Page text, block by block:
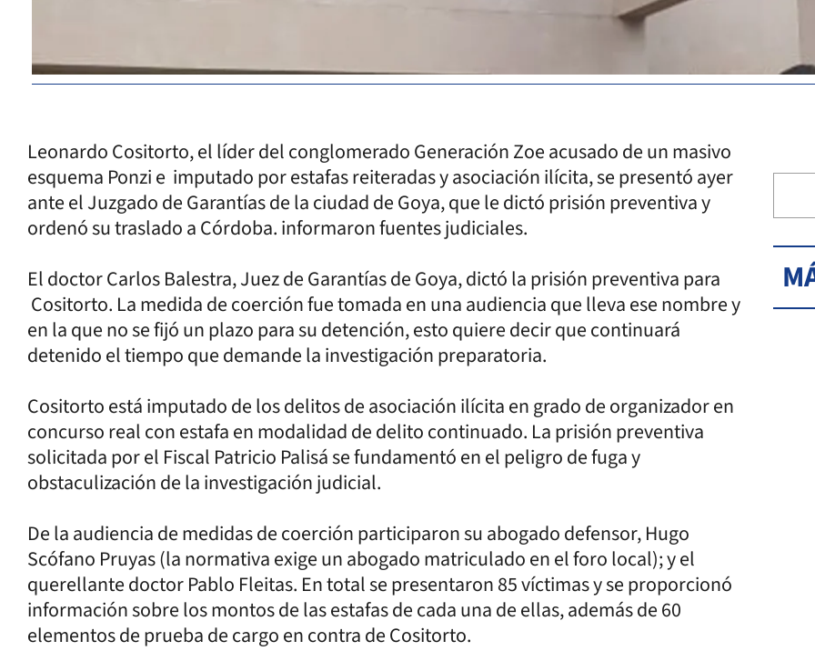
Leonardo Cositorto, el líder del conglomerado Generación Zoe acusado de un masivo
esquema Ponzi e imputado por estafas reiteradas y asociación ilícita, se presentó ayer
ante el Juzgado de Garantías de la ciudad de Goya, que le dictó prisión preventiva y
ordenó su traslado a Córdoba. informaron fuentes judiciales.
El doctor Carlos Balestra, Juez de Garantías de Goya, dictó la prisión preventiva para
Cositorto. La medida de coerción fue tomada en una audiencia que lleva ese nombre y
en la que no se fijó un plazo para su detención, esto quiere decir que continuará
detenido el tiempo que demande la investigación preparatoria.
Cositorto está imputado de los delitos de asociación ilícita en grado de organizador en
concurso real con estafa en modalidad de delito continuado. La prisión preventiva
solicitada por el Fiscal Patricio Palisá se fundamentó en el peligro de fuga y
obstaculización de la investigación judicial.
De la audiencia de medidas de coerción participaron su abogado defensor, Hugo
Scófano Pruyas (la normativa exige un abogado matriculado en el foro local); y el
querellante doctor Pablo Fleitas. En total se presentaron 85 víctimas y se proporcionó
información sobre los montos de las estafas de cada una de ellas, además de 60
elementos de prueba de cargo en contra de Cositorto.